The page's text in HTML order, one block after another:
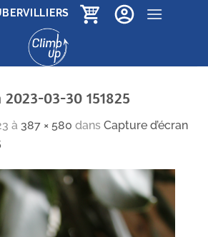
2023-03-30 151825
à 387 × 580 dans Capture d’écran